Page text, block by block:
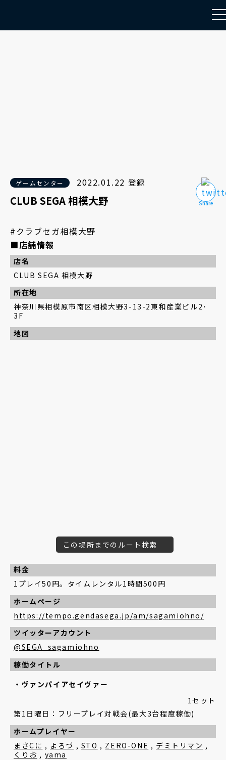
ゲームセンター 2022.01.22 登録
CLUB SEGA 相模大野
#クラブセガ相模大野
■店舗情報
店名
CLUB SEGA 相模大野
所在地
神奈川県相模原市南区相模大野3-13-2東和産業ビル2･
3F
地図
この場所までのルート検索
料金
1プレイ50円。タイムレンタル1時間500円
ホームページ
https://tempo.gendasega.jp/am/sagamiohno/
ツイッターアカウント
@SEGA_sagamiohno
稼働タイトル
ヴァンパイアセイヴァー
1セット
第1日曜日：フリープレイ対戦会(最大3台程度稼働)
ホームプレイヤー
まさCに , よろづ , STO , ZERO-ONE , デミトリマン ,
くりお , yama